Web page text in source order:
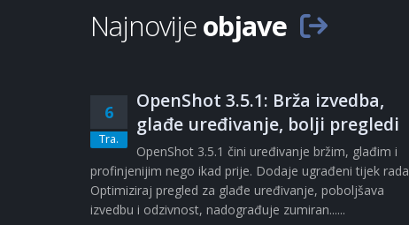
Najnovijeobjave
6
Tra.
OpenShot 3.5.1: Brža izvedba,
glađe uređivanje, bolji pregledi
OpenShot 3.5.1 čini uređivanje bržim, glađim i
profinjenijim nego ikad prije. Dodaje ugrađeni tijek rada
Optimiziraj pregled za glađe uređivanje, poboljšava
izvedbu i odzivnost, nadograđuje zumiran......